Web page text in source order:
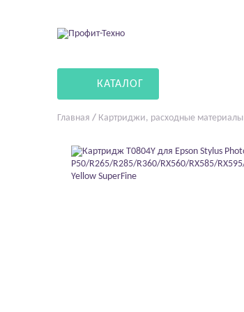
КАТАЛОГ
Главная / Картриджи, расходные материалы